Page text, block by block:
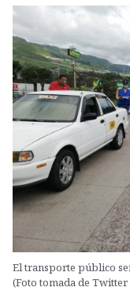
El transporte público
(Foto tomada de